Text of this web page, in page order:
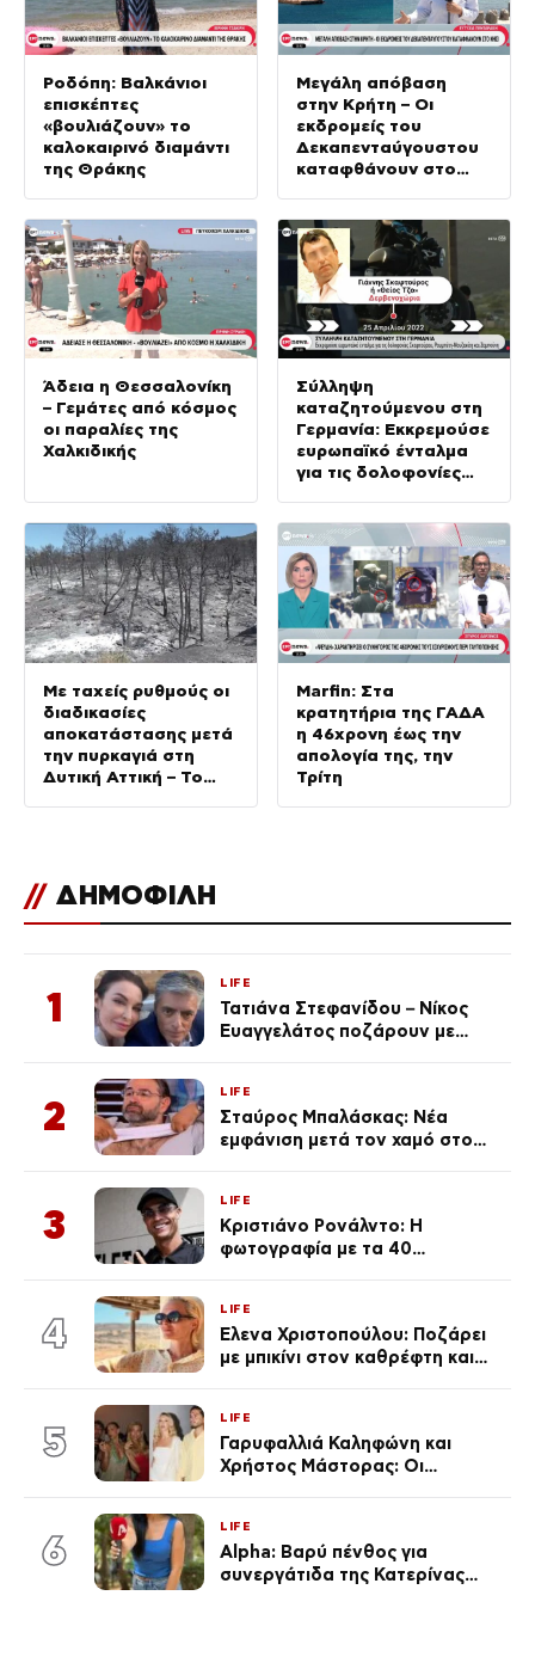
Ροδόπη: Βαλκάνιοι
επισκέπτες
«βουλιάζουν» το
καλοκαιρινό διαμάντι
της Θράκης
Μεγάλη απόβαση
στην Κρήτη – Οι
εκδρομείς του
Δεκαπενταύγουστου
καταφθάνουν στο
Άδεια η Θεσσαλονίκη
– Γεμάτες από κόσμος
οι παραλίες της
Χαλκιδικής
Σύλληψη
καταζητούμενου στη
Γερμανία: Εκκρεμούσε
ευρωπαϊκό ένταλμα
για τις δολοφονίες
Μουζακίτη και
Ζαμπούνη
Με ταχείς ρυθμούς οι
διαδικασίες
αποκατάστασης μετά
την πυρκαγιά στη
Δυτική Αττική – Το
Marfin: Στα
κρατητήρια της ΓΑΔΑ
η 46χρονη έως την
απολογία της, την
Τρίτη
// ΔΗΜΟΦΙΛΗ
1
LIFE
Τατιάνα Στεφανίδου – Νίκος
Ευαγγελάτος ποζάρουν με
2
LIFE
Σταύρος Μπαλάσκας: Νέα
εμφάνιση μετά τον χαμό στο
3
LIFE
Κριστιάνο Ρονάλντο: Η
φωτογραφία με τα 40
εκ. likes
4
LIFE
Έλενα Χριστοπούλου: Ποζάρει
με μπικίνι στον καθρέφτη και
καθεμία…» (Βίντεο)
5
LIFE
Γαρυφαλλιά Καληφώνη και
Χρήστος Μάστορας: Οι
απαρατήρητη
6
LIFE
Alpha: Βαρύ πένθος για
συνεργάτιδα της Κατερίνας